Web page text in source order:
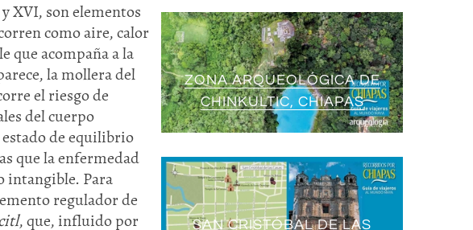
XVI, son elementos
como aire, calor
que acompaña a la
la mollera del
el riesgo de
del cuerpo
de equilibrio
que la enfermedad
intangible. Para
regulador de
, que, influido por
ZONA ARQUEOLÓGICA DE
CHINKULTIC, CHIAPAS
SAN CRISTÓBAL DE LAS